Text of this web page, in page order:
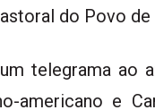
do Povo
telegrama ao
americano e